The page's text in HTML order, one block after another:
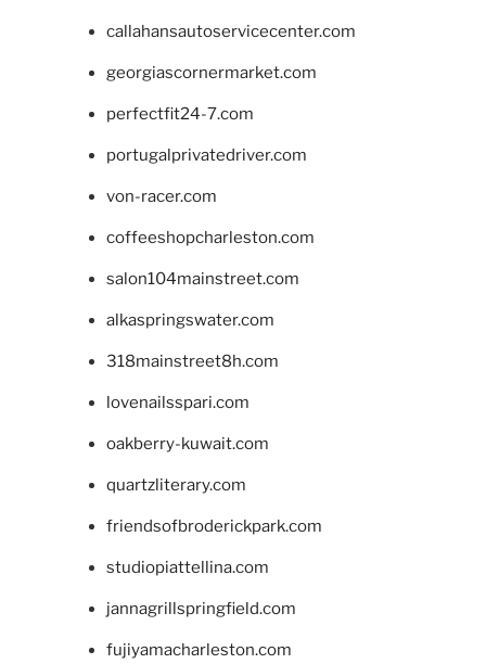
callahansautoservicecenter.com
georgiascornermarket.com
perfectfit24-7.com
portugalprivatedriver.com
von-racer.com
coffeeshopcharleston.com
salon104mainstreet.com
alkaspringswater.com
318mainstreet8h.com
lovenailsspari.com
oakberry-kuwait.com
quartzliterary.com
friendsofbroderickpark.com
studiopiattellina.com
jannagrillspringfield.com
fujiyamacharleston.com